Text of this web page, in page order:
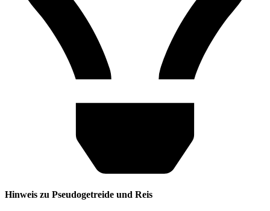
Hinweis zu Pseudogetreide und Reis